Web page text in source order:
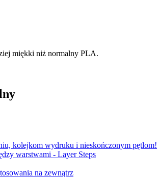
miękki niż normalny PLA.
kolejkom wydruku i nieskończonym pętlom!
warstwami - Layer Steps
na zewnątrz